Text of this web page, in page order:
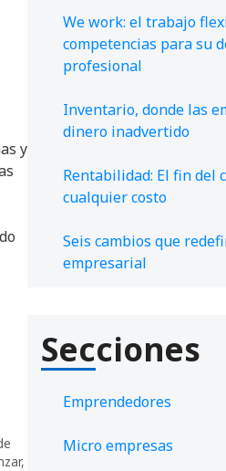
y
,
We work: el trabajo
competencias para su
profesional
Inventario, donde las
dinero inadvertido
Rentabilidad: El fin del
cualquier costo
Seis cambios que
empresarial
Secciones
Emprendedores
Micro empresas